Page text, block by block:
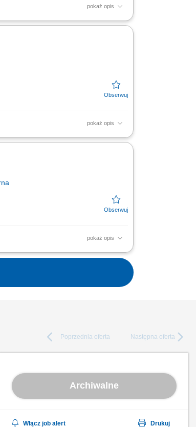
pokaż opis
śniadań, obiadów i
pokaż opis
w realizacji bieżących prac
pokaż opis
śniadań, obiadów i
Poprzednia oferta Następna oferta
Archiwalne
Włącz job alert Drukuj